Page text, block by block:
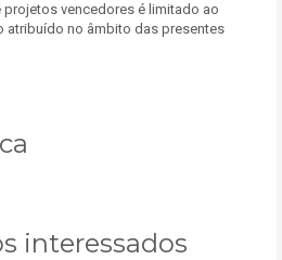
projetos vencedores é limitado ao
atribuído no âmbito das presentes
interessados